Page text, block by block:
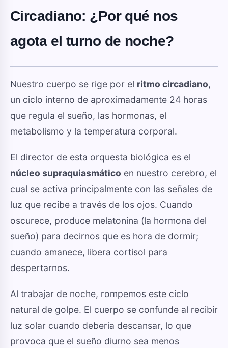
Circadiano: ¿Por qué nos
agota el turno de noche?
Nuestro cuerpo se rige por el ritmo circadiano,
un ciclo interno de aproximadamente 24 horas
que regula el sueño, las hormonas, el
metabolismo y la temperatura corporal.
El director de esta orquesta biológica es el
núcleo supraquiasmático en nuestro cerebro, el
cual se activa principalmente con las señales de
luz que recibe a través de los ojos. Cuando
oscurece, produce melatonina (la hormona del
sueño) para decirnos que es hora de dormir;
cuando amanece, libera cortisol para
despertarnos.
Al trabajar de noche, rompemos este ciclo
natural de golpe. El cuerpo se confunde al recibir
luz solar cuando debería descansar, lo que
provoca que el sueño diurno sea menos